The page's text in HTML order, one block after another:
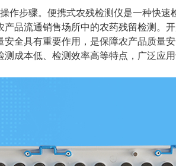
作步骤。便携式农残检测仪是一种快速
产品流通销售场所中的农药残留检测。
安全具有重要作用，是保障农产品质量
测成本低、检测效率高等特点，广泛应